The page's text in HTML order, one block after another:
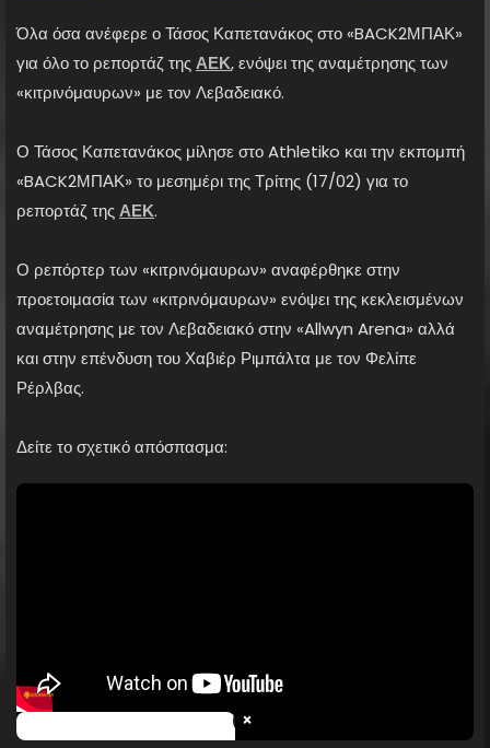
Όλα όσα ανέφερε ο Τάσος Καπετανάκος στο «BACK2ΜΠΑΚ»
για όλο το ρεπορτάζ τηςΑΕΚ, ενόψει της αναμέτρησης των
«κιτρινόμαυρων» με τον Λεβαδειακό.
Ο Τάσος Καπετανάκος μίλησε στο Athletiko και την εκπομπή
«BACK2ΜΠΑΚ» το μεσημέρι της Τρίτης (17/02) για το
ρεπορτάζ τηςΑΕΚ.
Ο ρεπόρτερ των «κιτρινόμαυρων» αναφέρθηκε στην
προετοιμασία των «κιτρινόμαυρων» ενόψει της κεκλεισμένων
αναμέτρησης με τον Λεβαδειακό στην «Allwyn Arena» αλλά
και στην επένδυση του Χαβιέρ Ριμπάλτα με τον Φελίπε
Ρέρλβας.
Δείτε το σχετικό απόσπασμα:
×